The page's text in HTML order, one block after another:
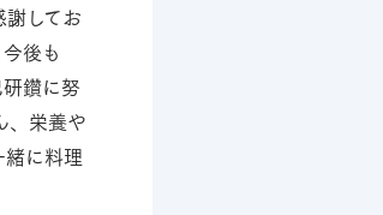
してお
後も
鑽に努
、栄養や
に料理